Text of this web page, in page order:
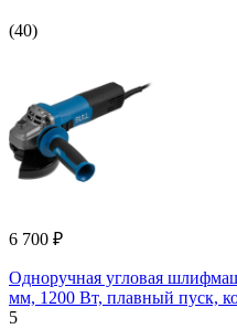
(40)
6 700 ₽
Одноручная угловая
мм, 1200 Вт, плавный пуск,
5